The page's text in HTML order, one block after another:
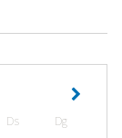
Ds
Dg